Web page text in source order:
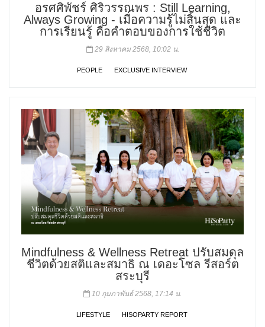
อรศศิพัชร์ ศิริวรรณพร : Still Learning,
Always Growing - เมื่อความรู้ไม่สิ้นสุด และ
การเรียนรู้ คือคำตอบของการใช้ชีวิต
29 สิงหาคม 2568, 10:02 น.
PEOPLE EXCLUSIVE INTERVIEW
Mindfulness & Wellness Retreat ปรับสมดุล
ชีวิตด้วยสติและสมาธิ ณ เดอะโซล รีสอร์ต
สระบุรี
10 กุมภาพันธ์ 2568, 17:14 น.
LIFESTYLE HISOPARTY REPORT